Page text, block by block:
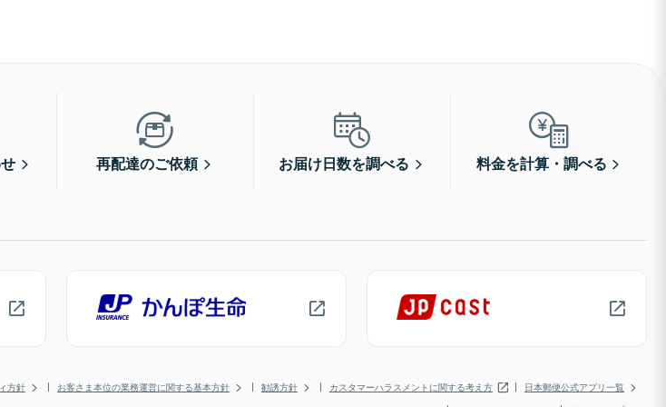
再配達のご依頼 お届け日数を調べる 料金を計算・調べる
方針 お客さま本位の業務運営に関する基本方針 勧誘方針 カスタマーハラスメントに関する考え方
日本郵便公式アプリ一覧